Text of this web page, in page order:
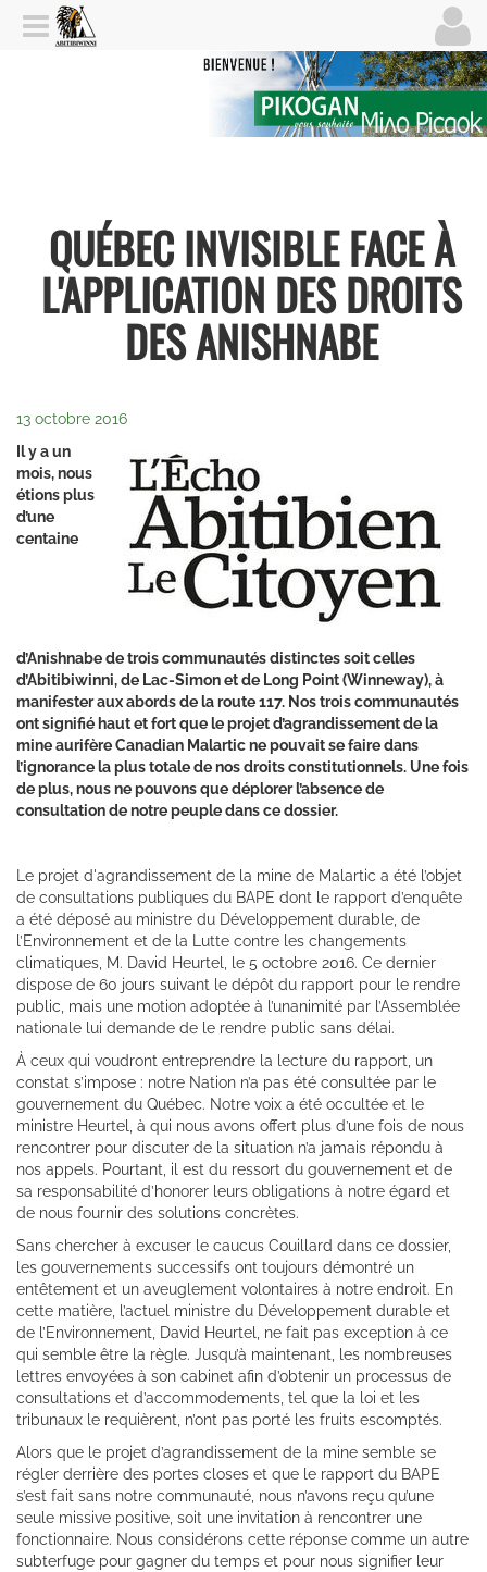
QUÉBEC INVISIBLE FACE À
L'APPLICATION DES DROITS
DES ANISHNABE
13 octobre 2016
Il y a un
mois, nous
étions plus
d’une
centaine
d’Anishnabe de trois communautés distinctes soit celles
d’Abitibiwinni, de Lac-Simon et de Long Point (Winneway), à
manifester aux abords de la route 117. Nos trois communautés
ont signifié haut et fort que le projet d’agrandissement de la
mine aurifère Canadian Malartic ne pouvait se faire dans
l’ignorance la plus totale de nos droits constitutionnels. Une fois
de plus, nous ne pouvons que déplorer l’absence de
consultation de notre peuple dans ce dossier.
Le projet d'agrandissement de la mine de Malartic a été l’objet
de consultations publiques du BAPE dont le rapport d’enquête
a été déposé au ministre du Développement durable, de
l’Environnement et de la Lutte contre les changements
climatiques, M. David Heurtel, le 5 octobre 2016. Ce dernier
dispose de 60 jours suivant le dépôt du rapport pour le rendre
public, mais une motion adoptée à l’unanimité par l’Assemblée
nationale lui demande de le rendre public sans délai.
À ceux qui voudront entreprendre la lecture du rapport, un
constat s’impose : notre Nation n’a pas été consultée par le
gouvernement du Québec. Notre voix a été occultée et le
ministre Heurtel, à qui nous avons offert plus d’une fois de nous
rencontrer pour discuter de la situation n’a jamais répondu à
nos appels. Pourtant, il est du ressort du gouvernement et de
sa responsabilité d’honorer leurs obligations à notre égard et
de nous fournir des solutions concrètes.
Sans chercher à excuser le caucus Couillard dans ce dossier,
les gouvernements successifs ont toujours démontré un
entêtement et un aveuglement volontaires à notre endroit. En
cette matière, l’actuel ministre du Développement durable et
de l’Environnement, David Heurtel, ne fait pas exception à ce
qui semble être la règle. Jusqu’à maintenant, les nombreuses
lettres envoyées à son cabinet afin d’obtenir un processus de
consultations et d’accommodements, tel que la loi et les
tribunaux le requièrent, n’ont pas porté les fruits escomptés.
Alors que le projet d’agrandissement de la mine semble se
régler derrière des portes closes et que le rapport du BAPE
s’est fait sans notre communauté, nous n’avons reçu qu’une
seule missive positive, soit une invitation à rencontrer une
fonctionnaire. Nous considérons cette réponse comme un autre
subterfuge pour gagner du temps et pour nous signifier leur